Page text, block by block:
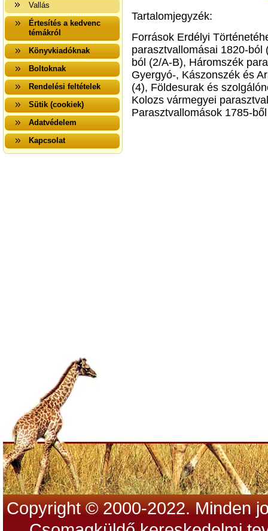
Vallás
Értesítés a kedvenc
témákról
Könyvkiadóknak
Boltoknak
Rendelési feltételek
Sütik (cookiek)
Adatvédelem
Kapcsolat
Tartalomjegyzék:
Források Erdélyi
parasztvallomásai 1820-
ból (2/A-B), Háromszék
Gyergyó-, Kászonszék és
(4), Földesurak és
Kolozs vármegyei
Parasztvallomások 1785-
Copyright © 2000-2022. Minden